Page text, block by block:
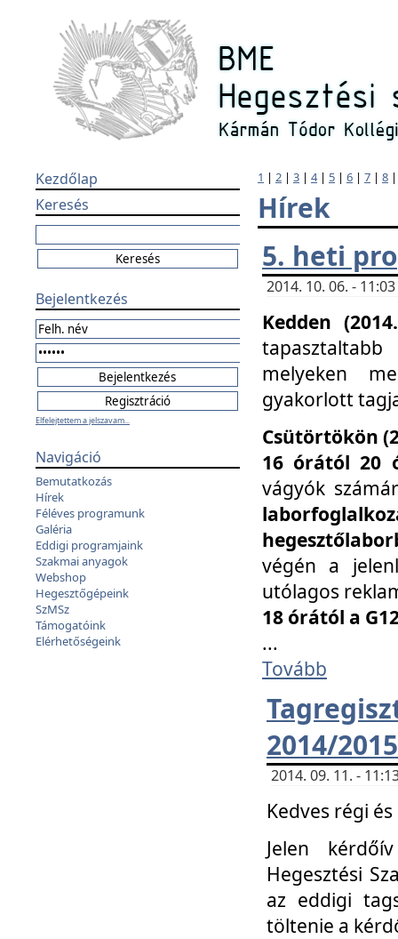
Kezdőlap
Keresés
Bejelentkezés
Elfelejtettem a jelszavam...
Navigáció
Bemutatkozás
Hírek
Féléves programunk
Galéria
Eddigi programjaink
Szakmai anyagok
Webshop
Hegesztőgépeink
SzMSz
Támogatóink
Elérhetőségeink
1 | 2 | 3 | 4| 5 | 6 | 7 | 8
Hírek
5. heti
2014. 10. 06. -
Kedden
melyeken
gyakorlott
Csütörtökön
16 órától 20
vágyók
végén a
utólagos
18 órától a
...
Tovább
2014/
2014. 09. 11. -
Kedves régi
Jelen
Hegesztési
az eddigi
töltenie a